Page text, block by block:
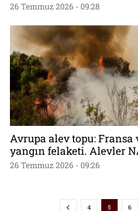
26 Temmuz 2026 - 09:28
Avrupa alev topu: Fransa
yangın felaketi. Alevler
26 Temmuz 2026 - 09:26
4 5 6